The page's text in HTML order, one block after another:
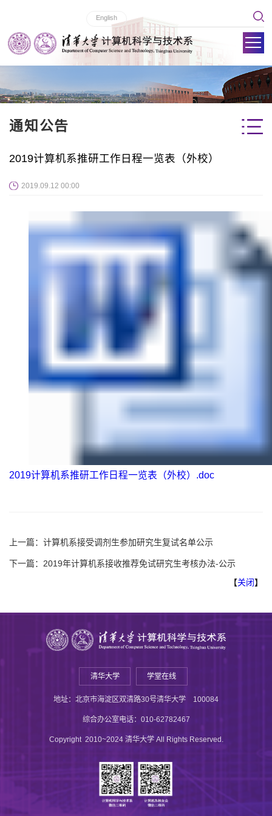
English
2019计算机系推研工作日程一览表（外校）
2019.09.12 00:00
2019计算机系推研工作日程一览表（外校）.doc
上一篇： 计算机系接受调剂生参加研究生复试名单公示
下一篇： 2019年计算机系接收推荐免试研究生考核办法-公示
【关闭】
通知公告
清华大学 学堂在线
地址：北京市海淀区双清路30号清华大学 100084
综合办公室电话：010-62782467
Copyright 2010~2024 清华大学 All Rights Reserved.